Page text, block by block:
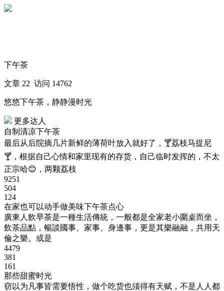
下午茶
文章 22 访问 14762
悠悠下午茶，静静漫时光
更多达人
自制清凉下午茶
最后从后院摘几片新鲜的薄荷叶放入就好了，🍸荔枝马提尼
🍸，根据自己心情和家里现有的存货，自己临时发挥的，不太
正宗哈😊，两颗荔枝
9251
504
124
在家也可以动手做美味下午茶点心
廣東人飲早茶是一種生活傳統，一般都是全家老小圍桌而坐，
飲茶品點，暢談國事、家事、身邊事，更是其樂融融，共用天
倫之樂。或是
4479
381
161
那些甜蜜时光
窃以为凡事皆需要悟性，做个吃货也须得有天赋，不是人人都